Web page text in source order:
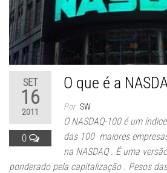
SET
16
2011
0
O que é a
Por SW
O NASDAQ-100 é um
das 100 maiores
na NASDAQ . É uma
ponderado pela capitalização . Pesos